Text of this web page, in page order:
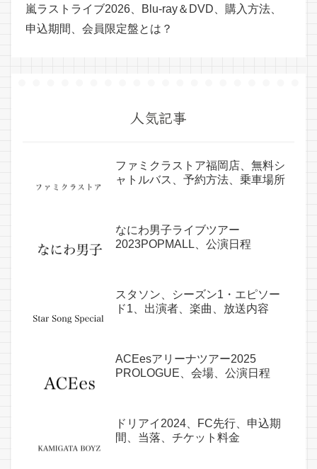
嵐ラストライブ2026、Blu-ray＆DVD、購入方法、
申込期間、会員限定盤とは？
人気記事
ファミクラストア福岡店、無料シ
ャトルバス、予約方法、乗車場所
なにわ男子ライブツアー
2023POPMALL、公演日程
スタソン、シーズン1・エピソー
ド1、出演者、楽曲、放送内容
ACEesアリーナツアー2025
PROLOGUE、会場、公演日程
ドリアイ2024、FC先行、申込期
間、当落、チケット料金